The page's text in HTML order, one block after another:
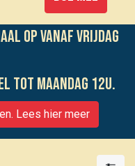
op vanaf vrijdag
tot maandag 12u.
Lees hier meer